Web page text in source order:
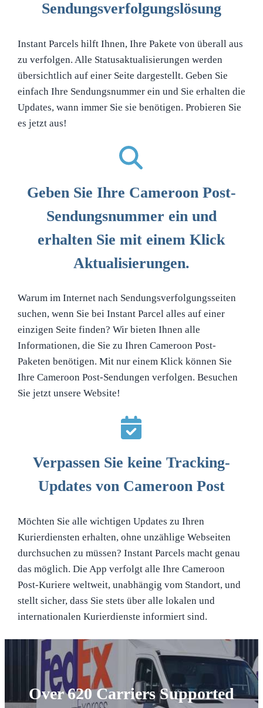
Sendungsverfolgungslösung
Instant Parcels hilft Ihnen, Ihre Pakete von überall aus
zu verfolgen. Alle Statusaktualisierungen werden
übersichtlich auf einer Seite dargestellt. Geben Sie
einfach Ihre Sendungsnummer ein und Sie erhalten die
Updates, wann immer Sie sie benötigen. Probieren Sie
es jetzt aus!
Geben Sie Ihre Cameroon Post-
Sendungsnummer ein und
erhalten Sie mit einem Klick
Aktualisierungen.
Warum im Internet nach Sendungsverfolgungsseiten
suchen, wenn Sie bei Instant Parcel alles auf einer
einzigen Seite finden? Wir bieten Ihnen alle
Informationen, die Sie zu Ihren Cameroon Post-
Paketen benötigen. Mit nur einem Klick können Sie
Ihre Cameroon Post-Sendungen verfolgen. Besuchen
Sie jetzt unsere Website!
Verpassen Sie keine Tracking-
Updates von Cameroon Post
Möchten Sie alle wichtigen Updates zu Ihren
Kurierdiensten erhalten, ohne unzählige Webseiten
durchsuchen zu müssen? Instant Parcels macht genau
das möglich. Die App verfolgt alle Ihre Cameroon
Post-Kuriere weltweit, unabhängig vom Standort, und
stellt sicher, dass Sie stets über alle lokalen und
internationalen Kurierdienste informiert sind.
Over 620 Carriers Supported